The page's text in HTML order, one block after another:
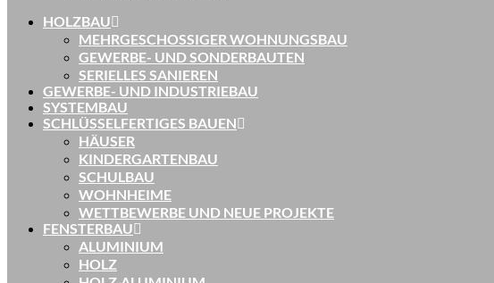
HOLZBAU
MEHRGESCHOSSIGER WOHNUNGSBAU
GEWERBE- UND SONDERBAUTEN
SERIELLES SANIEREN
GEWERBE- UND INDUSTRIEBAU
SYSTEMBAU
SCHLÜSSELFERTIGES BAUEN
HÄUSER
KINDERGARTENBAU
SCHULBAU
WOHNHEIME
WETTBEWERBE UND NEUE PROJEKTE
FENSTERBAU
ALUMINIUM
HOLZ